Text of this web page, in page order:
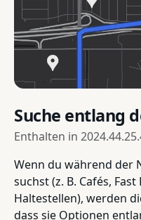
Suche entlang
Enthalten in
Wenn du während der
suchst (z. B. Cafés,
Haltestellen), werden
dass sie Optionen